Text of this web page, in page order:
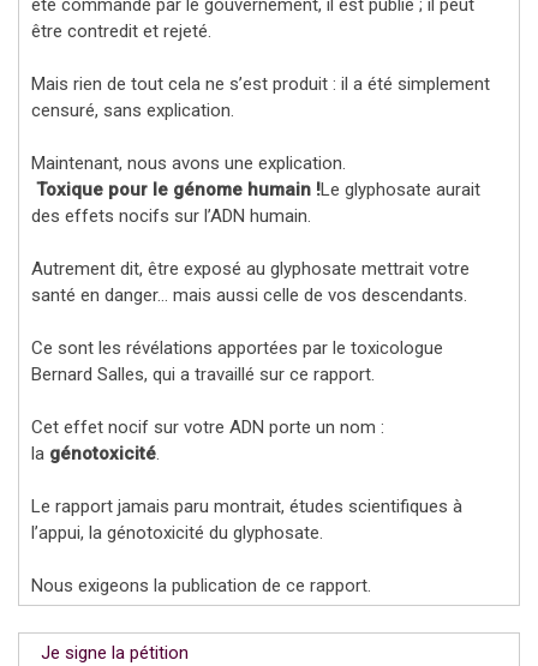
été commandé par le gouvernement, il est publié ; il peut
être contredit et rejeté.
Mais rien de tout cela ne s’est produit : il a été simplement
censuré, sans explication.
Maintenant, nous avons une explication.
Toxique pour le génome humain !Le glyphosate aurait
des effets nocifs sur l’ADN humain.
Autrement dit, être exposé au glyphosate mettrait votre
santé en danger… mais aussi celle de vos descendants.
Ce sont les révélations apportées par le toxicologue
Bernard Salles, qui a travaillé sur ce rapport.
Cet effet nocif sur votre ADN porte un nom :
la génotoxicité.
Le rapport jamais paru montrait, études scientifiques à
l’appui, la génotoxicité du glyphosate.
Nous exigeons la publication de ce rapport.
Je signe la pétition